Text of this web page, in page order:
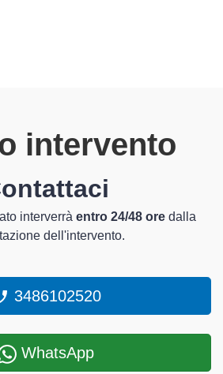
intervento
interverrà entro 24/48 ore dalla
dell'intervento.
3486102520
WhatsApp